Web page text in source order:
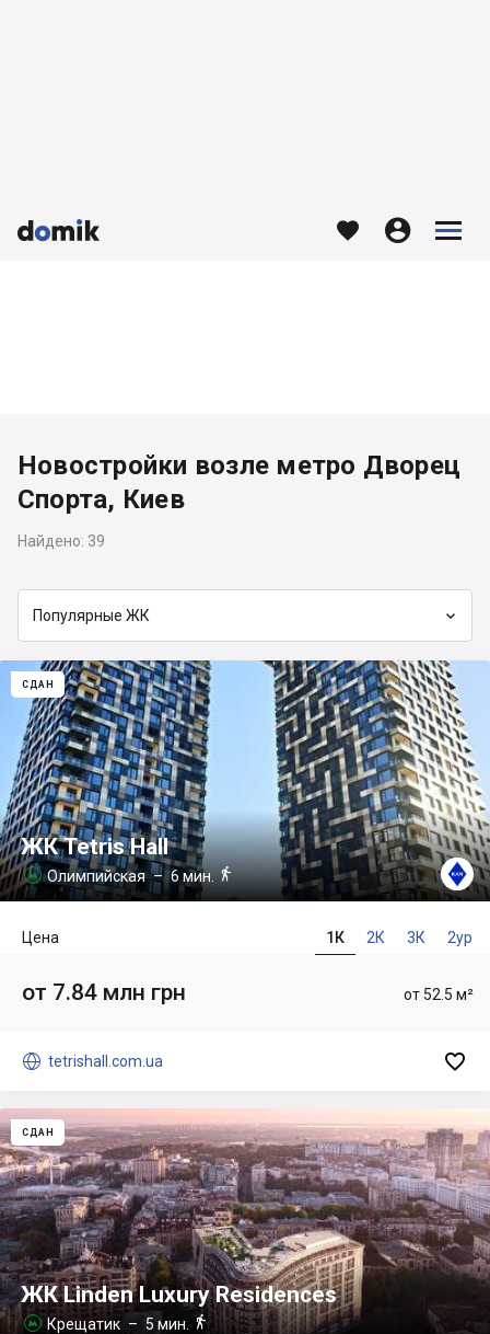


   


Новостройки возле метро Дворец
Спорта, Киев
Найдено: 39
Популярные ЖК 
СДАН
ЖК Tetris Hall
 Олимпийская– 6 мин.
1К 2К 3К 2ур
Цена
от 52.5 м²
от 7.84 млн грн
 tetrishall.com.ua 
СДАН
ЖК Linden Luxury Residences
 Крещатик – 5 мин. 